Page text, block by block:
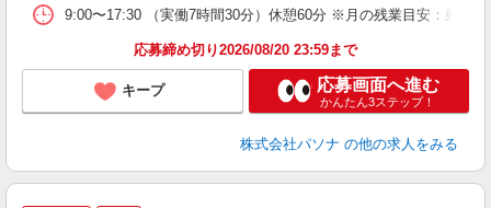
9:00〜17:30 （実働7時間30分）休憩60分 ※月の残業目安：残業
応募締め切り2026/08/20 23:59まで
キープ 応募画面へ進む
かんたん3ステップ！
株式会社パソナ の他の求人をみる